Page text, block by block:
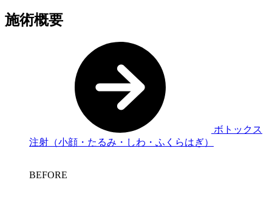
施術概要
ボトックス
注射（小顔・たるみ・しわ・ふくらはぎ）
BEFORE